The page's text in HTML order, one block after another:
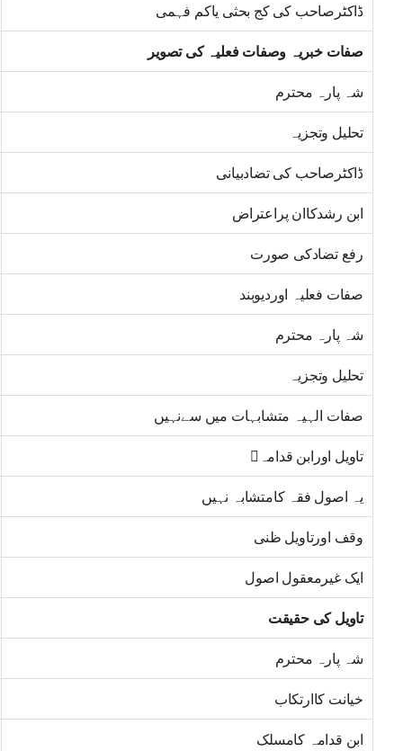
ڈاکٹرصاحب کی کج بحثی یاکم فہمی
صفات خبریہ وصفات فعلیہ کی تصویر
شہ پارہ محترم
تحلیل وتجزیہ
ڈاکٹرصاحب کی تضادبیانی
ابن رشدکاان پراعتراض
رفع تضادکی صورت
صفات فعلیہ اوردیوبند
شہ پارہ محترم
تحلیل وتجزیہ
صفات الہیہ متشابہات میں سےنہیں
تاویل اورابن قدامہ
یہ اصول فقہ کامتشابہ نہیں
وقف اورتاویل ظنی
ایک غیرمعقول اصول
تاویل کی حقیقت
شہ پارہ محترم
خیانت کاارتکاب
ابن قدامہ کامسلک